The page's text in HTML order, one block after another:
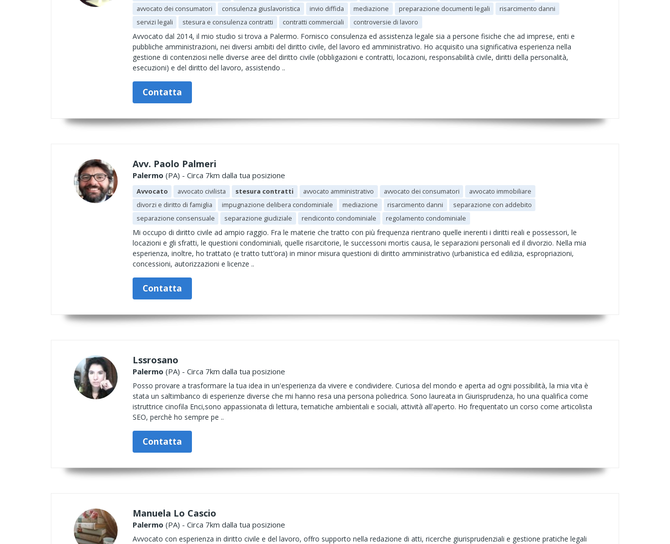
avvocato dei consumatori
consulenza giuslavoristica invio diffida mediazione preparazione documenti legali
risarcimento danni
servizi legali
stesura e consulenza contratti contratti commerciali controversie di lavoro
Avvocato dal 2014, il mio studio si trova a Palermo. Fornisco consulenza ed assistenza legale sia a persone fisiche che ad imprese, enti e
pubbliche amministrazioni, nei diversi ambiti del diritto civile, del lavoro ed amministrativo. Ho acquisito una significativa esperienza nella
gestione di contenziosi nelle diverse aree del diritto civile (obbligazioni e contratti, locazioni, responsabilità civile, diritti della personalità,
esecuzioni) e del diritto del lavoro, assistendo ..
Contatta
Avv. Paolo Palmeri
Palermo (PA) - Circa 7km dalla tua posizione
Avvocato avvocato civilista stesura contratti avvocato amministrativo avvocato dei consumatori
avvocato immobiliare
divorzi e diritto di famiglia
impugnazione delibera condominiale mediazione risarcimento danni
separazione con addebito
separazione consensuale
separazione giudiziale rendiconto condominiale regolamento condominiale
Mi occupo di diritto civile ad ampio raggio. Fra le materie che tratto con più frequenza rientrano quelle inerenti i diritti reali e possessori, le
locazioni e gli sfratti, le questioni condominiali, quelle risarcitorie, le successoni mortis causa, le separazioni personali ed il divorzio. Nella mia
esperienza, inoltre, ho trattato (e tratto tutt’ora) in minor misura questioni di diritto amministrativo (urbanistica ed edilizia, espropriazioni,
concessioni, autorizzazioni e licenze ..
Contatta
Lssrosano
Palermo (PA) - Circa 7km dalla tua posizione
Posso provare a trasformare la tua idea in un'esperienza da vivere e condividere. Curiosa del mondo e aperta ad ogni possibilità, la mia vita è
stata un saltimbanco di esperienze diverse che mi hanno resa una persona poliedrica. Sono laureata in Giurisprudenza, ho una qualifica come
istruttrice cinofila Enci,sono appassionata di lettura, tematiche ambientali e sociali, attività all'aperto. Ho frequentato un corso come articolista
SEO, perchè ho sempre pe ..
Contatta
Manuela Lo Cascio
Palermo (PA) - Circa 7km dalla tua posizione
Avvocato con esperienza in diritto civile e del lavoro, offro supporto nella redazione di atti, ricerche giurisprudenziali e gestione pratiche legali